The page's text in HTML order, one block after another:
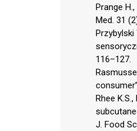
Prange
Med. 31
Przybylski
116–127.
Rhee
J. Food